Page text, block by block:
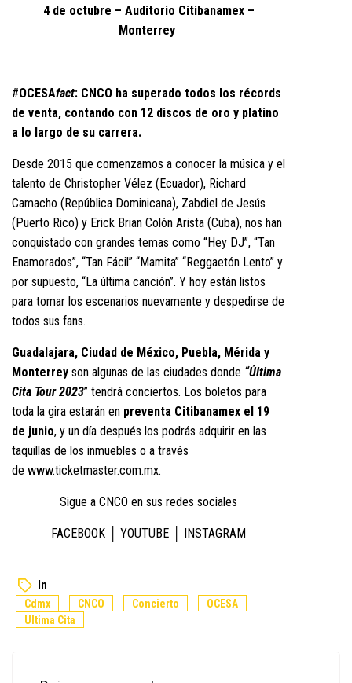
4 de octubre – Auditorio Citibanamex –
Monterrey
#OCESAfact: CNCO ha superado todos los récords
de venta, contando con 12 discos de oro y platino
a lo largo de su carrera.
Desde 2015 que comenzamos a conocer la música y el
talento de Christopher Vélez (Ecuador), Richard
Camacho (República Dominicana), Zabdiel de Jesús
(Puerto Rico) y Erick Brian Colón Arista (Cuba), nos han
conquistado con grandes temas como “Hey DJ”, “Tan
Enamorados”, “Tan Fácil” “Mamita” “Reggaetón Lento” y
por supuesto, “La última canción”. Y hoy están listos
para tomar los escenarios nuevamente y despedirse de
todos sus fans.
Guadalajara, Ciudad de México, Puebla, Mérida y
Monterrey son algunas de las ciudades donde “Última
Cita Tour 2023” tendrá conciertos. Los boletos para
toda la gira estarán en preventa Citibanamex el 19
de junio, y un día después los podrás adquirir en las
taquillas de los inmuebles o a través
de www.ticketmaster.com.mx.
Sigue a CNCO en sus redes sociales
FACEBOOK YOUTUBE INSTAGRAM
In
Cdmx CNCO Concierto
OCESA
Ultima Cita